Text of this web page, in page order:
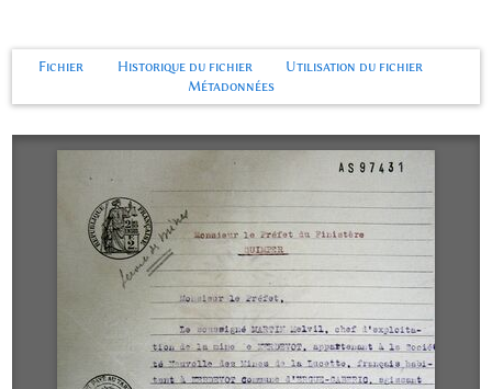
Fichier Historique du fichier
Utilisation du fichier
Métadonnées